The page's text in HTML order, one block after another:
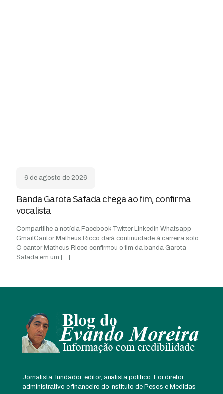
6 de agosto de 2026
Banda Garota Safada chega ao fim, confirma
vocalista
Compartilhe a notícia Facebook Twitter Linkedin Whatsapp
GmailCantor Matheus Ricco dará continuidade à carreira solo.
O cantor Matheus Ricco confirmou o fim da banda Garota
Safada em um […]
Jornalista, fundador, editor, analista político. Foi diretor
administrativo e financeiro do Instituto de Pesos e Medidas